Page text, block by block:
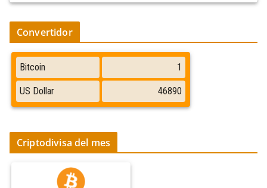
Convertidor
Criptodivisa del mes